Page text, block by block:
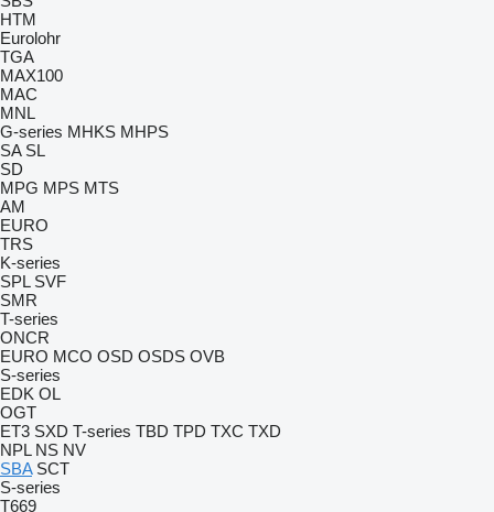
HTM
Eurolohr
TGA
MAX100
MAC
MNL
G-series MHKS MHPS
SA SL
SD
MPG MPS MTS
AM
EURO
TRS
K-series
SPL SVF
SMR
T-series
ONCR
EURO MCO OSD OSDS OVB
S-series
EDK OL
OGT
ET3 SXD T-series TBD TPD TXC TXD
NPL NS NV
SBA SCT
S-series
T669